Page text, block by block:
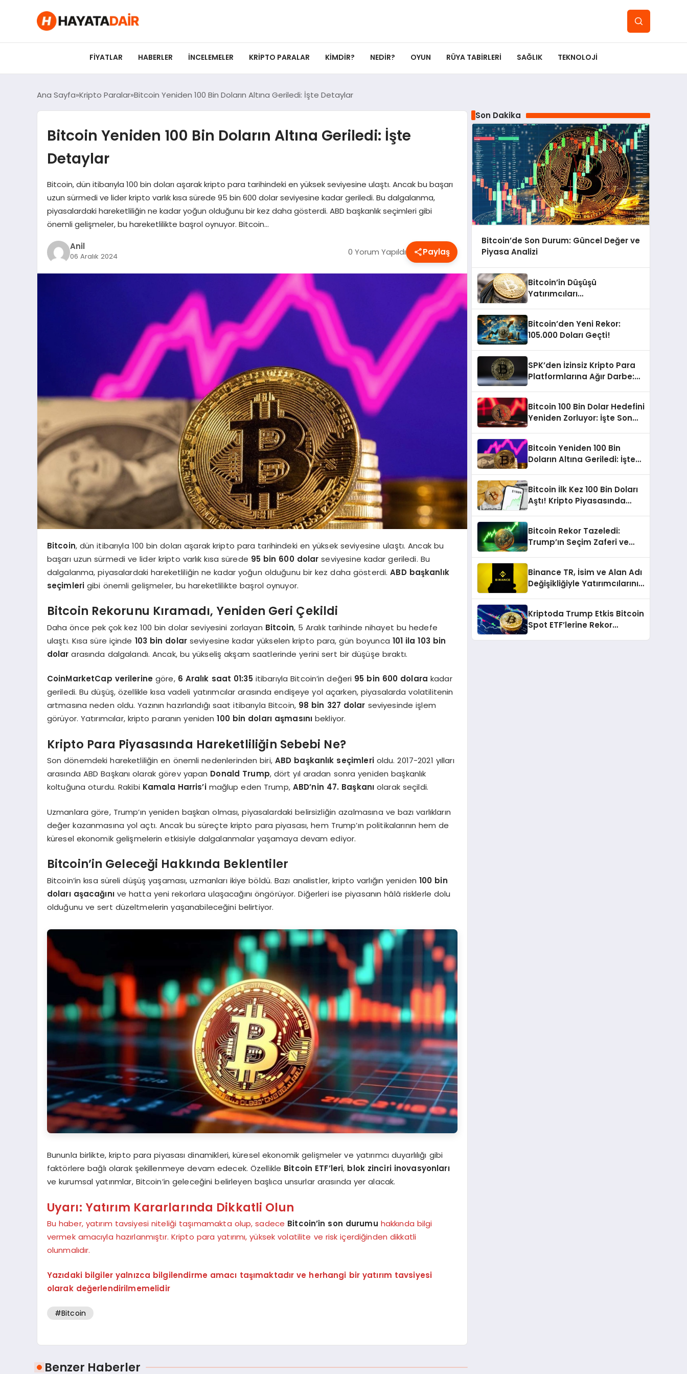
FIYATLAR HABERLER İNCELEMELER KRIPTO PARALAR KIMDIR? NEDIR? OYUN RÜYA TABIRLERI SAĞLIK TEKNOLOJI
Ana Sayfa Kripto Paralar Bitcoin Yeniden 100 Bin Doların Altına Geriledi: İşte Detaylar
Bitcoin Yeniden 100 Bin Doların Altına Geriledi: İşte
Detaylar
Bitcoin, dün itibarıyla 100 bin doları aşarak kripto para tarihindeki en yüksek seviyesine ulaştı. Ancak bu başarı
uzun sürmedi ve lider kripto varlık kısa sürede 95 bin 600 dolar seviyesine kadar geriledi. Bu dalgalanma,
piyasalardaki hareketliliğin ne kadar yoğun olduğunu bir kez daha gösterdi. ABD başkanlık seçimleri gibi
önemli gelişmeler, bu hareketlilikte başrol oynuyor. Bitcoin…
Anil
06 Aralık 2024 0 Yorum Yapıldı Paylaş
Bitcoin, dün itibarıyla 100 bin doları aşarak kripto para tarihindeki en yüksek seviyesine ulaştı. Ancak bu
başarı uzun sürmedi ve lider kripto varlık kısa sürede 95 bin 600 dolar seviyesine kadar geriledi. Bu
dalgalanma, piyasalardaki hareketliliğin ne kadar yoğun olduğunu bir kez daha gösterdi.ABD başkanlık
seçimleri gibi önemli gelişmeler, bu hareketlilikte başrol oynuyor.
Bitcoin Rekorunu Kıramadı, Yeniden Geri Çekildi
Daha önce pek çok kez 100 bin dolar seviyesini zorlayan Bitcoin, 5 Aralık tarihinde nihayet bu hedefe
ulaştı. Kısa süre içinde 103 bin dolarseviyesine kadar yükselen kripto para, gün boyunca 101 ila 103 bin
dolar arasında dalgalandı. Ancak, bu yükseliş akşam saatlerinde yerini sert bir düşüşe bıraktı.
CoinMarketCap verilerine göre, 6 Aralık saat 01:35 itibarıyla Bitcoin’in değeri 95 bin 600 dolara kadar
geriledi. Bu düşüş, özellikle kısa vadeli yatırımcılar arasında endişeye yol açarken, piyasalarda volatilitenin
artmasına neden oldu. Yazının hazırlandığı saat itibarıyla Bitcoin, 98 bin 327 dolar seviyesinde işlem
görüyor. Yatırımcılar, kripto paranın yeniden100 bin doları aşmasını bekliyor.
Kripto Para Piyasasında Hareketliliğin Sebebi Ne?
Son dönemdeki hareketliliğin en önemli nedenlerinden biri, ABD başkanlık seçimlerioldu. 2017-2021 yılları
arasında ABD Başkanı olarak görev yapan Donald Trump, dört yıl aradan sonra yeniden başkanlık
koltuğuna oturdu. Rakibi Kamala Harris’imağlup eden Trump, ABD’nin 47. Başkanı olarak seçildi.
Uzmanlara göre, Trump’ın yeniden başkan olması, piyasalardaki belirsizliğin azalmasına ve bazı varlıkların
değer kazanmasına yol açtı. Ancak bu süreçte kripto para piyasası, hem Trump’ın politikalarının hem de
küresel ekonomik gelişmelerin etkisiyle dalgalanmalar yaşamaya devam ediyor.
Bitcoin’in Geleceği Hakkında Beklentiler
Bitcoin’in kısa süreli düşüş yaşaması, uzmanları ikiye böldü. Bazı analistler, kripto varlığın yeniden 100 bin
doları aşacağınıve hatta yeni rekorlara ulaşacağını öngörüyor. Diğerleri ise piyasanın hâlâ risklerle dolu
olduğunu ve sert düzeltmelerin yaşanabileceğini belirtiyor.
Bununla birlikte, kripto para piyasası dinamikleri, küresel ekonomik gelişmeler ve yatırımcı duyarlılığı gibi
faktörlere bağlı olarak şekillenmeye devam edecek. Özellikle Bitcoin ETF’leri, blok zinciri inovasyonları
ve kurumsal yatırımlar, Bitcoin’in geleceğini belirleyen başlıca unsurlar arasında yer alacak.
Uyarı: Yatırım Kararlarında Dikkatli Olun
Bu haber, yatırım tavsiyesi niteliği taşımamakta olup, sadece Bitcoin’in son durumu hakkında bilgi
vermek amacıyla hazırlanmıştır. Kripto para yatırımı, yüksek volatilite ve risk içerdiğinden dikkatli
olunmalıdır.
Yazıdaki bilgiler yalnızca bilgilendirme amacı taşımaktadır ve herhangi bir yatırım tavsiyesi
olarak değerlendirilmemelidir
#Bitcoin
Benzer Haberler
Son Dakika
Bitcoin’de Son Durum: Güncel Değer ve
Piyasa Analizi
Bitcoin’in Düşüşü
Yatırımcıları
Bitcoin’den Yeni Rekor:
105.000 Doları Geçti!
SPK’den İzinsiz Kripto Para
Platformlarına Ağır Darbe:
Bitcoin 100 Bin Dolar Hedefini
Yeniden Zorluyor: İşte Son
Bitcoin Yeniden 100 Bin
Doların Altına Geriledi: İşte
Bitcoin İlk Kez 100 Bin Doları
Aştı! Kripto Piyasasında
Bitcoin Rekor Tazeledi:
Trump’ın Seçim Zaferi ve
Binance TR, İsim ve Alan Adı
Değişikliğiyle Yatırımcılarını
Kriptoda Trump Etkis Bitcoin
Spot ETF’lerine Rekor